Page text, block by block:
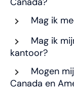
Mag ik
Mag ik
kantoor?
Mogen
Canada en